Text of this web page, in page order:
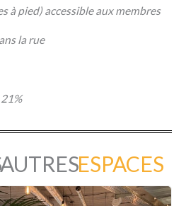
à pied) accessible aux membres
la rue
ESPACES